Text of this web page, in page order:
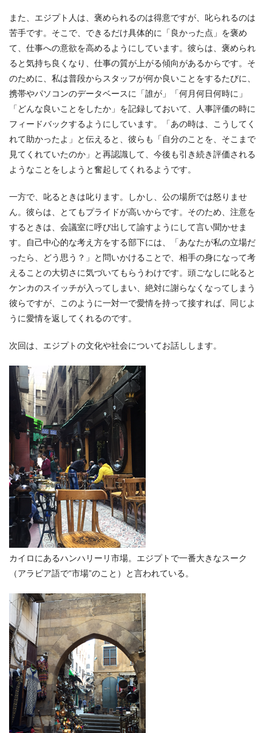
また、エジプト人は、褒められるのは得意ですが、叱られるのは
苦手です。そこで、できるだけ具体的に「良かった点」を褒め
て、仕事への意欲を高めるようにしています。彼らは、褒められ
ると気持ち良くなり、仕事の質が上がる傾向があるからです。そ
のために、私は普段からスタッフが何か良いことをするたびに、
携帯やパソコンのデータベースに「誰が」「何月何日何時に」
「どんな良いことをしたか」を記録しておいて、人事評価の時に
フィードバックするようにしています。「あの時は、こうしてく
れて助かったよ」と伝えると、彼らも「自分のことを、そこまで
見てくれていたのか」と再認識して、今後も引き続き評価される
ようなことをしようと奮起してくれるようです。
一方で、叱るときは叱ります。しかし、公の場所では怒りませ
ん。彼らは、とてもプライドが高いからです。そのため、注意を
するときは、会議室に呼び出して諭すようにして言い聞かせま
す。自己中心的な考え方をする部下には、「あなたが私の立場だ
ったら、どう思う？」と問いかけることで、相手の身になって考
えることの大切さに気づいてもらうわけです。頭ごなしに叱ると
ケンカのスイッチが入ってしまい、絶対に謝らなくなってしまう
彼らですが、このように一対一で愛情を持って接すれば、同じよ
うに愛情を返してくれるのです。
次回は、エジプトの文化や社会についてお話しします。
カイロにあるハンハリーリ市場。エジプトで一番大きなスーク
（アラビア語で“市場”のこと）と言われている。